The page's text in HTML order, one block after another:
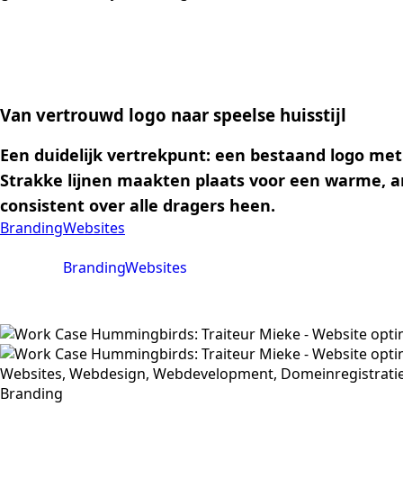
Van vertrouwd logo naar speelse huisstijl
Een duidelijk vertrekpunt: een bestaand logo
Strakke lijnen maakten plaats voor een warme,
consistent over alle dragers heen.
Branding
Branding
Websites
Websites